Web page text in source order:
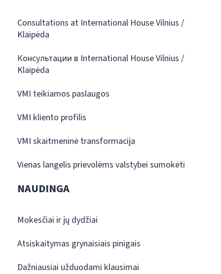
Consultations at International House Vilnius /
Klaipėda
Консультации в International House Vilnius /
Klaipėda
VMI teikiamos paslaugos
VMI kliento profilis
VMI skaitmeninė transformacija
Vienas langelis prievolėms valstybei sumokėti
NAUDINGA
Mokesčiai ir jų dydžiai
Atsiskaitymas grynaisiais pinigais
Dažniausiai užduodami klausimai